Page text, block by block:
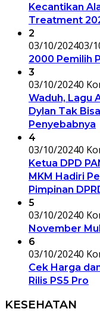
Kecantikan
Treatment
2
03/10/202403/
2000 Pemilih
3
03/10/20240
Waduh, Lagu
Dylan Tak
Penyebabnya
4
03/10/20240
Ketua DPD
MKM Hadiri
Pimpinan
5
03/10/20240
November
6
03/10/20240
Cek Harga
Rilis PS5 Pro
KESEHATAN